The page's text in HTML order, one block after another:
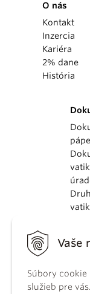
Vaše
Súbory
služieb pre
O nás
Kontakt
Inzercia
Kariéra
2% dane
História
KBS
práva